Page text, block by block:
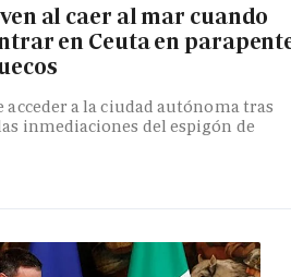
al caer al mar cuando
en Ceuta en
acceder a la ciudad autónoma tras
inmediaciones del espigón de